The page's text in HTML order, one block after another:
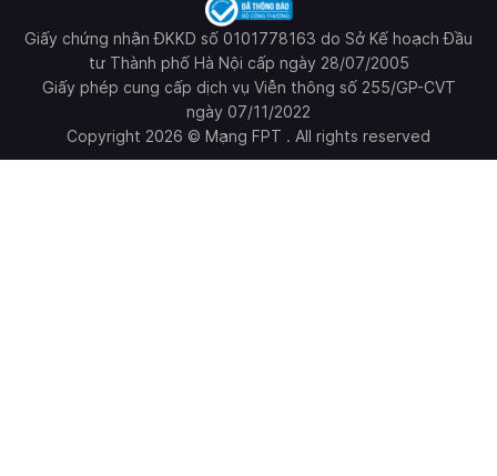
Giấy chứng nhận ĐKKD số 0101778163 do Sở Kế hoạch Đầu
tư Thành phố Hà Nội cấp ngày 28/07/2005
Giấy phép cung cấp dịch vụ Viễn thông số 255/GP-CVT
ngày 07/11/2022
Copyright 2026 © Mạng FPT . All rights reserved